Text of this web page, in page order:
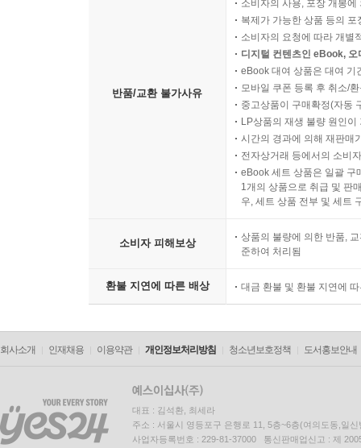
반품/교환 불가사유
소비자의 사용, 포장 개봉
복제가 가능한 상품 등의
소비자의 요청에 따라 개별
디지털 컨텐츠인 eBook,
eBook 대여 상품은 대여 기
모바일 쿠폰 등록 후 취소/
중고상품이 구매확정(자동
LP상품의 재생 불량 원인
시간의 경과에 의해 재판매
전자상거래 등에서의 소비
eBook 세트 상품은 일괄 구
1개의 상품으로 취급 및 판
우, 세트 상품 전부 및 세트
소비자 피해보상
상품의 불량에 의한 반품,
준하여 처리됨
환불 지연에 따른 배상 대금 환불 및 환불 지연에
회사소개 인재채용 이용약관 개인정보처리방침 청소년보호정책 도서홍보안내
대표 : 김석환, 최세라
주소 : 서울시 영등포구 은행로 11, 5층~6층(여의도동,일신
사업자등록번호 : 229-81-37000 통신판매업신고 : 제